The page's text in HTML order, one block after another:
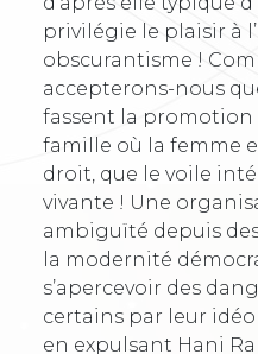
privilégie le plaisir à
obscurantisme !
accepterons-nous
fassent la promotion
famille où la femme
droit, que le voile
vivante ! Une
ambiguïté depuis
la modernité
s’apercevoir des
certains par leur
en expulsant Hani